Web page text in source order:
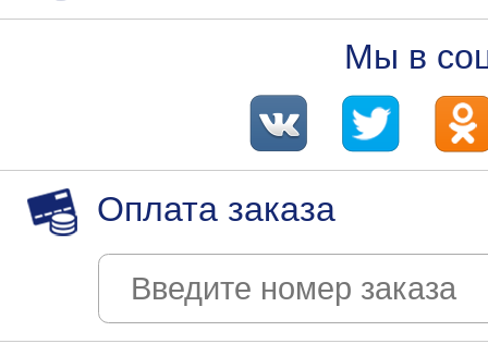
Мы в
Оплата заказа